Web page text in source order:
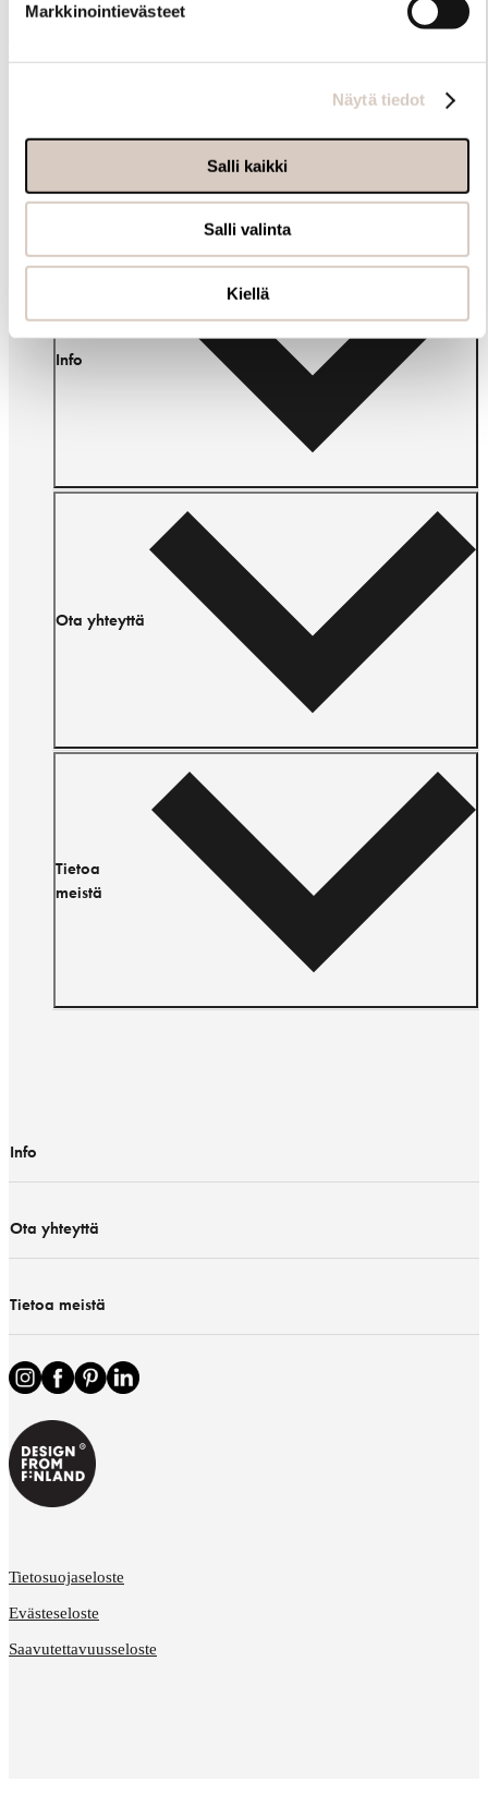
Markkinointievästeet
Näytä tiedot
Salli kaikki
Salli valinta
Kiellä
Info
Ota yhteyttä
Tietoa
meistä
Info
Ota yhteyttä
Tietoa meistä
Tietosuojaseloste
Evästeseloste
Saavutettavuusseloste